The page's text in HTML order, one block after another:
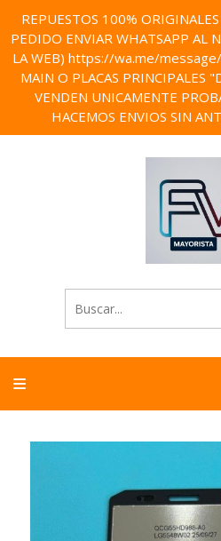
REPUESTOS 100%
PEDIDO ENVIAR WHATSAPP AL
LA WEB) https://wa.me/message/
MAIN O PLACAS PRINCIPALES
VENDEN UNICAMENTE
HACEMOS ENVIOS SIN